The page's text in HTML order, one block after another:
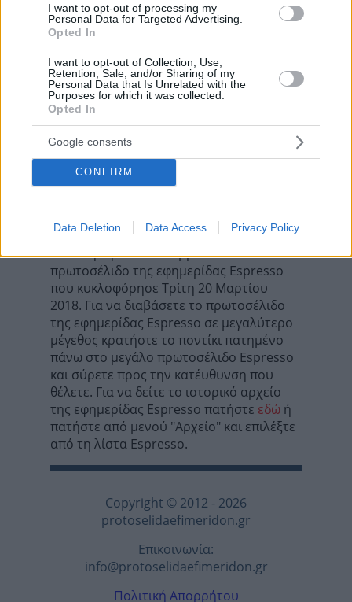
I want to opt-out of processing my
Personal Data for Targeted Advertising.
Opted In
I want to opt-out of Collection, Use,
Retention, Sale, and/or Sharing of my
Personal Data that Is Unrelated with the
Purposes for which it was collected.
Opted In
Google consents
CONFIRM
Data Deletion Data Access Privacy Policy
Προηγούμενη
Εστία
Των συντακτών
Τα σχόλια έχουν απενεργοποιηθεί για
Σε αυτή τη σελίδα θα βρείτε το
πρωτοσέλιδο της εφημερίδας Espresso
που κυκλοφόρησε Τρίτη 20 Μαρτίου
2018. Για να διαβάσετε το πρωτοσέλιδο
της εφημερίδας Espresso σε μεγαλύτερο
μέγεθος κρατήστε το ποντίκι πατημένο
πάνω στο μεγάλο πρωτοσέλιδο Espresso
και σύρετε προς την κατέυθυνση που
θέλετε. Για να δείτε το ιστορικό αρχείο
της εφημερίδας Espresso πατήστε εδώ ή
πατήστε από μενού "Αρχείο" και επιλέξτε
από τη λίστα Espresso.
Copyright © 2012 - 2026
protoselidaefimeridon.gr
Επικοινωνία:
info@protoselidaefimeridon.gr
Πολιτική Απορρήτου